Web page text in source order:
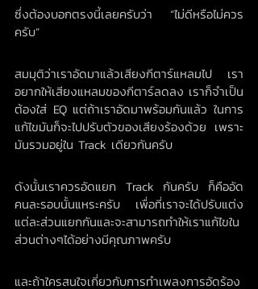
ซึ่งต้องบอกตรงนี้เลยครับว่า “ไม่ดีหรือไม่ควร
ครับ”
สมมุติว่าเราอัดมาแล้วเสียงกีตาร์แหลมไป เรา
อยากให้เสียงแหลมของกีตาร์ลดลง เราก็จำเป็น
ต้องใส่ EQ แต่ถ้าเราอัดมาพร้อมกันแล้ว ในการ
แก้ไขมันก็จะไปปรับตัวของเสียงร้องด้วย เพราะ
มันรวมอยู่ใน Track เดียวกันครับ
ดังนั้นเราควรอัดแยก Track กันครับ ก็คืออัด
คนละรอบนั้นแหระครับ เพื่อที่เราจะได้ปรับแต่ง
แต่ละส่วนแยกกันและจะสามารถทำให้เราแก้ไขใน
ส่วนต่างๆได้อย่างมีคุณภาพครับ